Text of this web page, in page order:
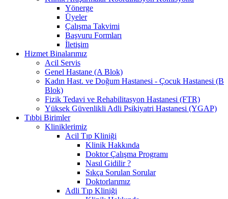
Yönerge
Üyeler
Çalışma Takvimi
Başvuru Formları
İletişim
Hizmet Binalarımız
Acil Servis
Genel Hastane (A Blok)
Kadın Hast. ve Doğum Hastanesi - Çocuk Hastanesi (B
Blok)
Fizik Tedavi ve Rehabilitasyon Hastanesi (FTR)
Yüksek Güvenlikli Adli Psikiyatri Hastanesi (YGAP)
Tıbbi Birimler
Kliniklerimiz
Acil Tıp Kliniği
Klinik Hakkında
Doktor Çalışma Programı
Nasıl Gidilir ?
Sıkça Sorulan Sorular
Doktorlarımız
Adli Tıp Kliniği